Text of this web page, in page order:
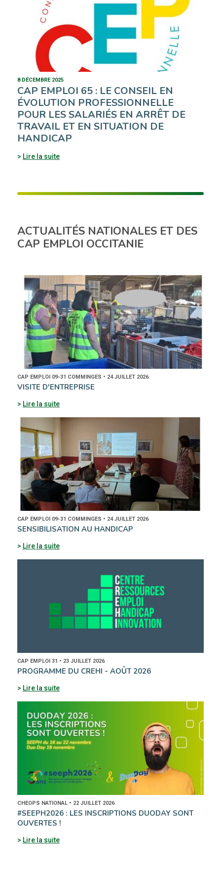
8 DÉCEMBRE 2025
CAP EMPLOI 65 : LE CONSEIL EN
ÉVOLUTION PROFESSIONNELLE
POUR LES SALARIÉS EN ARRÊT DE
TRAVAIL ET EN SITUATION DE
HANDICAP
Lire la suite
ACTUALITÉS NATIONALES ET DES
CAP EMPLOI OCCITANIE
CAP EMPLOI 09-31 COMMINGES • 24 JUILLET 2026
VISITE D'ENTREPRISE
Lire la suite
CAP EMPLOI 09-31 COMMINGES • 24 JUILLET 2026
SENSIBILISATION AU HANDICAP
Lire la suite
CAP EMPLOI 31 • 23 JUILLET 2026
PROGRAMME DU CREHI - AOÛT 2026
Lire la suite
CHEOPS NATIONAL • 22 JUILLET 2026
#SEEPH2026 : LES INSCRIPTIONS DUODAY SONT
OUVERTES !
Lire la suite